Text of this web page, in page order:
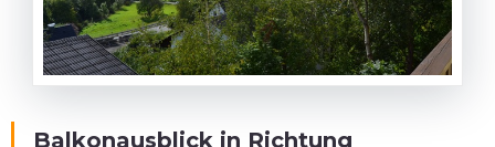
Balkonausblick in Richtung